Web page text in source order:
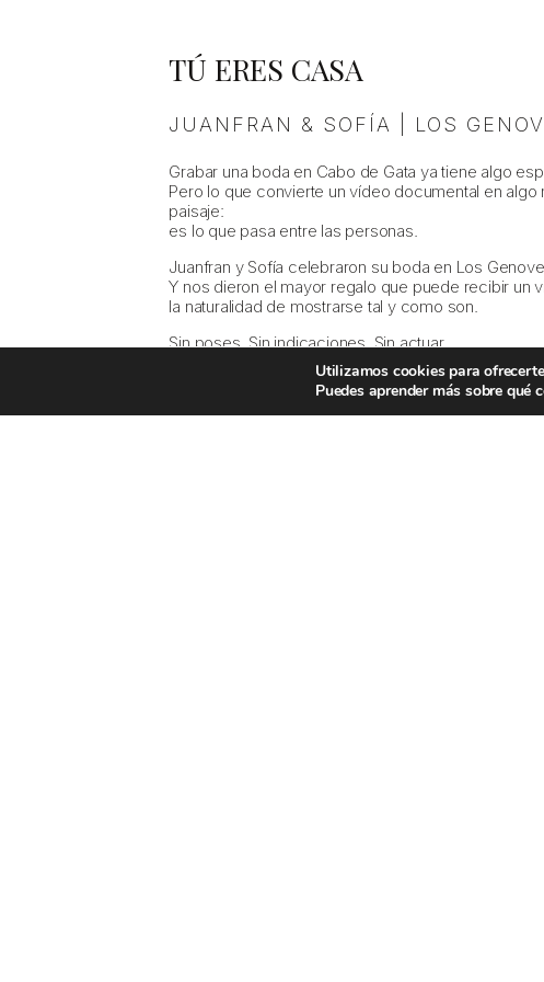
TÚ ERES CASA
JUANFRAN & SOFÍA | LOS
Grabar una boda en Cabo de Gata ya tiene algo
Pero lo que convierte un vídeo documental en
paisaje:
es lo que pasa entre las personas.
Juanfran y Sofía celebraron su boda en Los
Y nos dieron el mayor regalo que puede recibir un
la naturalidad de mostrarse tal y como son.
Sin poses. Sin indicaciones. Sin actuar.
Solo ellos, su gente, y ese rincón del Parque
Cuando una pareja se olvida de que estás ahí, el
Utilizamos cookies para
Puedes aprender más sobre